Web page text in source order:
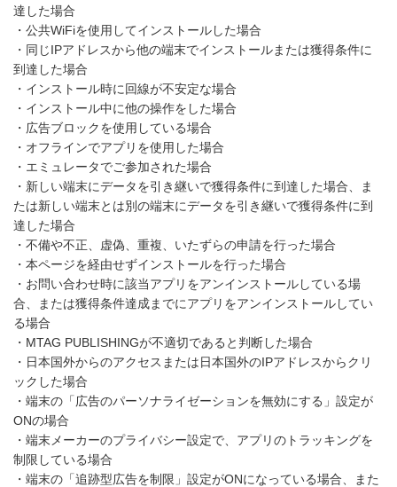
達した場合
・公共WiFiを使用してインストールした場合
・同じIPアドレスから他の端末でインストールまたは獲得条件に
到達した場合
・インストール時に回線が不安定な場合
・インストール中に他の操作をした場合
・広告ブロックを使用している場合
・オフラインでアプリを使用した場合
・エミュレータでご参加された場合
・新しい端末にデータを引き継いで獲得条件に到達した場合、ま
たは新しい端末とは別の端末にデータを引き継いで獲得条件に到
達した場合
・不備や不正、虚偽、重複、いたずらの申請を行った場合
・本ページを経由せずインストールを行った場合
・お問い合わせ時に該当アプリをアンインストールしている場
合、または獲得条件達成までにアプリをアンインストールしてい
る場合
・MTAG PUBLISHINGが不適切であると判断した場合
・日本国外からのアクセスまたは日本国外のIPアドレスからクリ
ックした場合
・端末の「広告のパーソナライゼーションを無効にする」設定が
ONの場合
・端末メーカーのプライバシー設定で、アプリのトラッキングを
制限している場合
・端末の「追跡型広告を制限」設定がONになっている場合、また